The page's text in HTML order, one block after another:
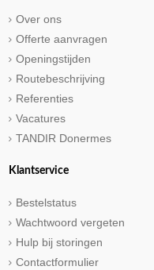
Over ons
Offerte aanvragen
Openingstijden
Routebeschrijving
Referenties
Vacatures
TANDIR Donermes
Klantservice
Bestelstatus
Wachtwoord vergeten
Hulp bij storingen
Contactformulier